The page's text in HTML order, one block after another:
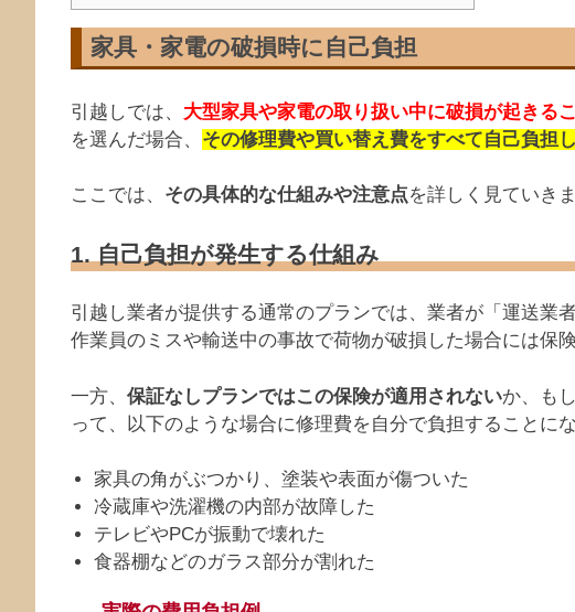
家具・家電の破損時に自己負担
引越しでは、 大型家具や家電の取り扱い中に破損が起きる
を選んだ場合、 その修理費や買い替え費をすべて自己負担
ここでは、 その具体的な仕組みや注意点を詳しく見ていきま
1. 自己負担が発生する仕組み
引越し業者が提供する通常のプランでは、業者が「運送業
作業員のミスや輸送中の事故で荷物が破損した場合には保
一方、 保証なしプランではこの保険が適用されないか、も
って、以下のような場合に修理費を自分で負担することにな
家具の角がぶつかり、塗装や表面が傷ついた
冷蔵庫や洗濯機の内部が故障した
テレビやPCが振動で壊れた
食器棚などのガラス部分が割れた